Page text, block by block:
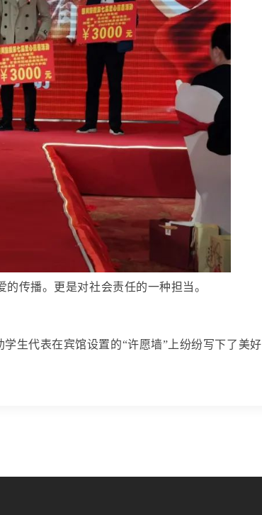
传播。更是对社会责任的一种担当。
生代表在宾馆设置的“许愿墙”上纷纷写下了美好